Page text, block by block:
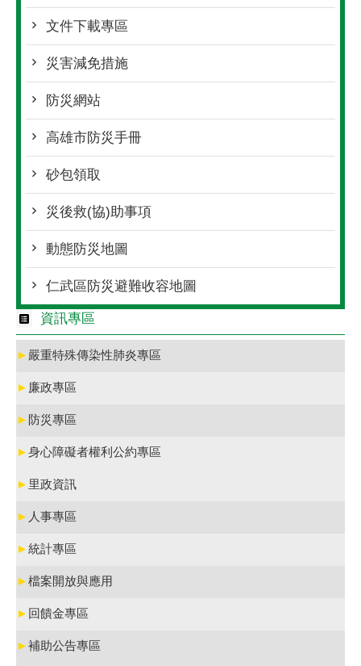
文件下載專區
災害減免措施
防災網站
高雄市防災手冊
砂包領取
災後救(協)助事項
動態防災地圖
仁武區防災避難收容地圖
資訊專區
► 嚴重特殊傳染性肺炎專區
► 廉政專區
► 防災專區
►身心障礙者權利公約專區
► 里政資訊
► 人事專區
►統計專區
►檔案開放與應用
► 回饋金專區
►補助公告專區